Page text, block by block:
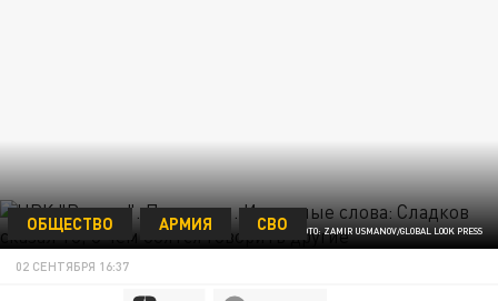
ФОТО: ZAMIR USMANOV/GLOBAL LOOK PRESS
ОБЩЕСТВО АРМИЯ СВО
02 СЕНТЯБРЯ 16:37